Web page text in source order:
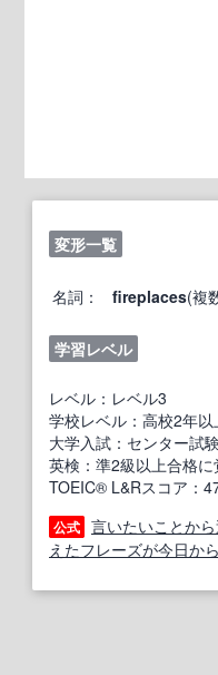
変形一覧
名詞： fireplaces(複
学習レベル
レベル：レベル3
学校レベル：高校2年
大学入試：センター試
英検：準2級以上合格
TOEIC® L&Rスコア：
公式 言いたいことか
えたフレーズが今日か